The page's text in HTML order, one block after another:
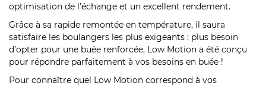
optimisation de l’échange et un excellent rendement.
Grâce à sa rapide remontée en température, il saura
satisfaire les boulangers les plus exigeants : plus besoin
d’opter pour une buée renforcée, Low Motion a été conçu
pour répondre parfaitement à vos besoins en buée !
Pour connaître quel Low Motion correspond à vos